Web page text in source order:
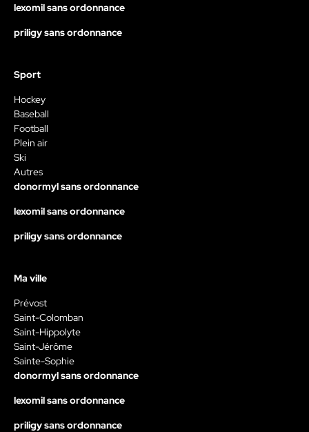
lexomil sans ordonnance
priligy sans ordonnance
Sport
Hockey
Baseball
Football
Plein air
Ski
Autres
donormyl sans ordonnance
lexomil sans ordonnance
priligy sans ordonnance
Ma ville
Prévost
Saint-Colomban
Saint-Hippolyte
Saint-Jérôme
Sainte-Sophie
donormyl sans ordonnance
lexomil sans ordonnance
priligy sans ordonnance